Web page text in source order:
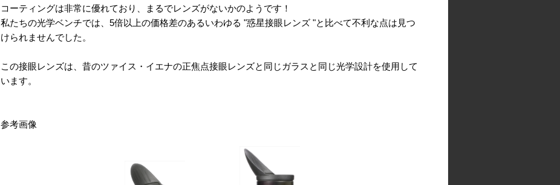
コーティングは非常に優れており、まるでレンズがないかのようです！
私たちの光学ベンチでは、5倍以上の価格差のあるいわゆる "惑星接眼レンズ "と比べて不利な点は見つ
けられませんでした。
この接眼レンズは、昔のツァイス・イエナの正焦点接眼レンズと同じガラスと同じ光学設計を使用して
います。
参考画像